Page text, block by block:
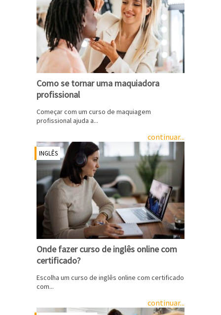
Como se tornar uma maquiadora
profissional
Começar com um curso de maquiagem
profissional ajuda a...
continuar...
INGLÊS
Onde fazer curso de inglês online com
certificado?
Escolha um curso de inglês online com certificado
com...
continuar...